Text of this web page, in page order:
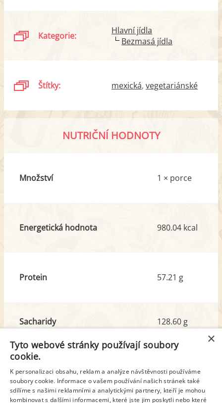
Kategorie:
Hlavní jídla
Bezmasá jídla
Štítky: mexická vegetariánské
NUTRIČNÍ HODNOTY
Množství 1 × porce
Energetická hodnota 980.04 kcal
Protein 57.21 g
Sacharidy
128.60 g
Tuk
z toho nas. mastné kyseliny
19.22 g
2.14 g
×
Tyto webové stránky používají soubory
cookie.
K personalizaci obsahu, reklam a analýze návštěvnosti používáme
soubory cookie. Informace o vašem používání našich stránek také
sdílíme s našimi reklamními a analytickými partnery, kteří je mohou
kombinovat s dalšími informacemi, které jste jim poskytli nebo které